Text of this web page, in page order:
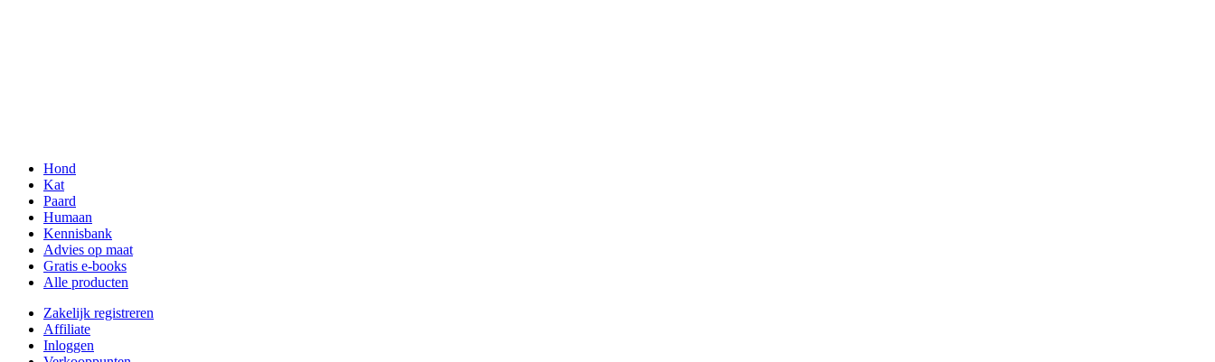
Hond
Kat
Paard
Humaan
Kennisbank
Advies op maat
Gratis e-books
Alle producten
Zakelijk registreren
Affiliate
Inloggen